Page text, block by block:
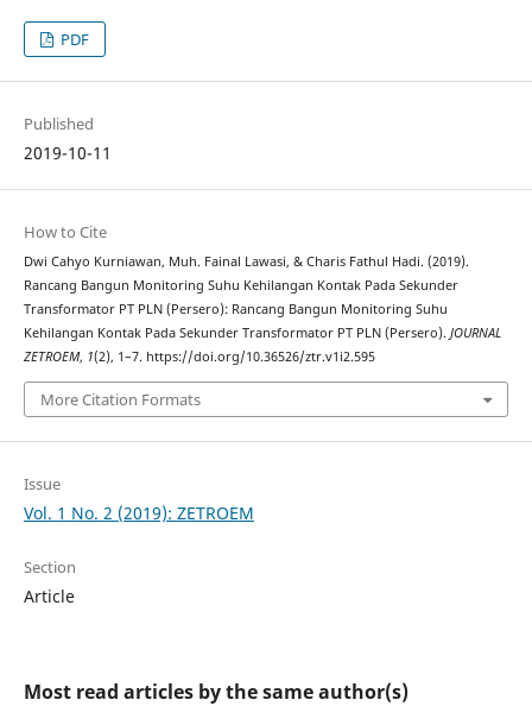
PDF
Published
2019-10-11
How to Cite
Dwi Cahyo Kurniawan, Muh. Fainal Lawasi, & Charis Fathul Hadi. (2019).
Rancang Bangun Monitoring Suhu Kehilangan Kontak Pada Sekunder
Transformator PT PLN (Persero): Rancang Bangun Monitoring Suhu
Kehilangan Kontak Pada Sekunder Transformator PT PLN (Persero). JOURNAL
ZETROEM, 1(2), 1–7. https://doi.org/10.36526/ztr.v1i2.595
More Citation Formats
Issue
Vol. 1 No. 2 (2019): ZETROEM
Section
Article
Most read articles by the same author(s)